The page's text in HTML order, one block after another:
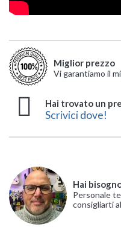
Miglior prezzo
Vi garantiamo il
Hai trovato un
Scrivici dove!
Hai
Personale
consigliarti